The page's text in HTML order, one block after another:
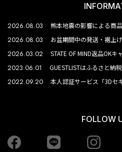
2026.08.03 熊本地震の影響による商
2026.08.03 お盆期間中の発送・裾上
2026.03.02 STATE OF MIND返品OK
2023.06.01 GUESTLISTはふるさと納
2022.09.20 本人認証サービス「3Dセ
FOLLOW
Facebook